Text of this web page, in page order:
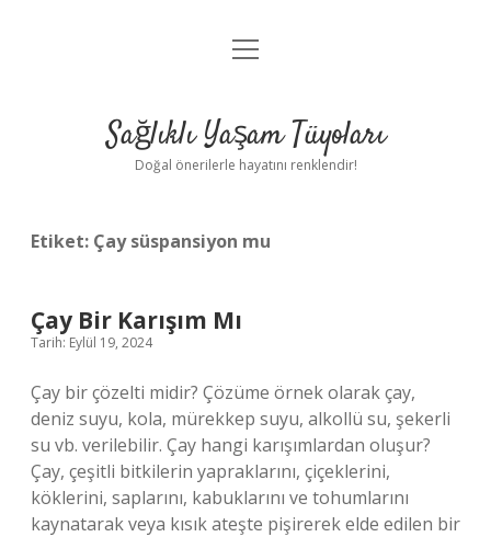
Anasayfa
Yasal Uyarı
menüyü
Sağlıklı Yaşam Tüyoları
Doğal önerilerle hayatını renklendir!
Etiket: Çay süspansiyon mu
Çay Bir Karışım Mı
Tarih: Eylül 19, 2024
Çay bir çözelti midir? Çözüme örnek olarak çay,
deniz suyu, kola, mürekkep suyu, alkollü su, şekerli
su vb. verilebilir. Çay hangi karışımlardan oluşur?
Çay, çeşitli bitkilerin yapraklarını, çiçeklerini,
köklerini, saplarını, kabuklarını ve tohumlarını
kaynatarak veya kısık ateşte pişirerek elde edilen bir